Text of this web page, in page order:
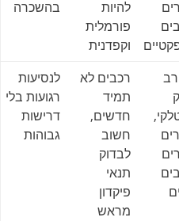
להיות
פורמלית
וקפדנית
בהשכרה
רכבים לא
תמיד
חדשים,
חשוב
לבדוק
תנאי
פיקדון
מראש
לנסיעות
רגועות בלי
דרישות
גבוהות